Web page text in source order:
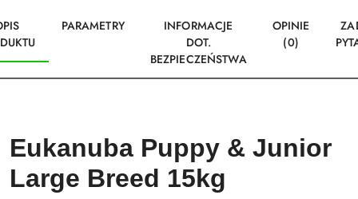
PARAMETRY
INFORMACJE
DOT.
BEZPIECZEŃSTWA
OPINIE
(0)
Eukanuba Puppy & Junior
Large Breed 15kg